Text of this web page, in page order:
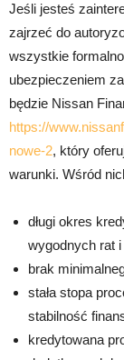
Jeśli jesteś
zajrzeć do
wszystkie
ubezpieczeniem
będzie Nissan
https://
nowe-2, który
warunki. Wśród
długi okres
wygodnych rat i
brak
stała stopa
stabilność
kredytowana